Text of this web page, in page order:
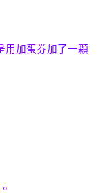
用加蛋券加了一顆